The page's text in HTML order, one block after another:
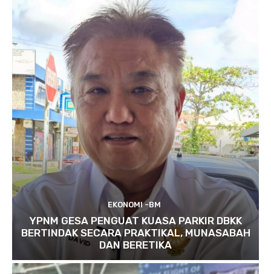
EKONOMI -BM
YPNM GESA PENGUAT KUASA PARKIR DBKK
BERTINDAK SECARA PRAKTIKAL, MUNASABAH
DAN BERETIKA